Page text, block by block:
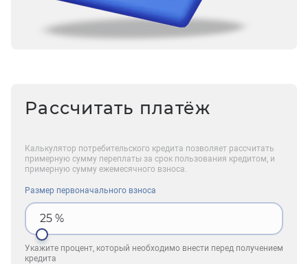
Рассчитать платёж
Калькулятор потребительского кредита позволяет рассчитать
примерную сумму переплаты за срок пользования кредитом, и
примерную сумму ежемесячного взноса.
Размер первоначального взноса
25 %
Укажите процент, который необходимо внести перед получением
кредита